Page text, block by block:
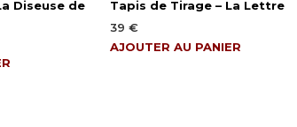
Diseuse de
Tapis de Tirage – La Lettre
39€
AJOUTER AU PANIER